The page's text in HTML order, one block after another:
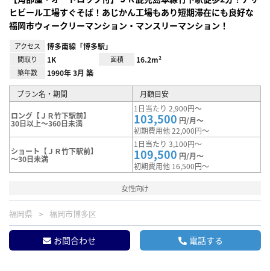
ヒビール工場すぐそば！あじかん工場もあり短期滞在にも良好な
福岡市ウィークリーマンション・マンスリーマンション！
アクセス 博多南線「博多駅」
間取り 1K 面積 16.2m²
築年数 1990年 3月 築
プラン名・期間 月額目安
ロング【ＪＲ竹下駅前】
30日以上～360日未満
1日当たり 2,900円～
103,500 円/月～
初期費用他 22,000円～
ショート【ＪＲ竹下駅前】
～30日未満
1日当たり 3,100円～
109,500 円/月～
初期費用他 16,500円～
女性向け
福岡県 福岡市博多区
お問合わせ 電話する